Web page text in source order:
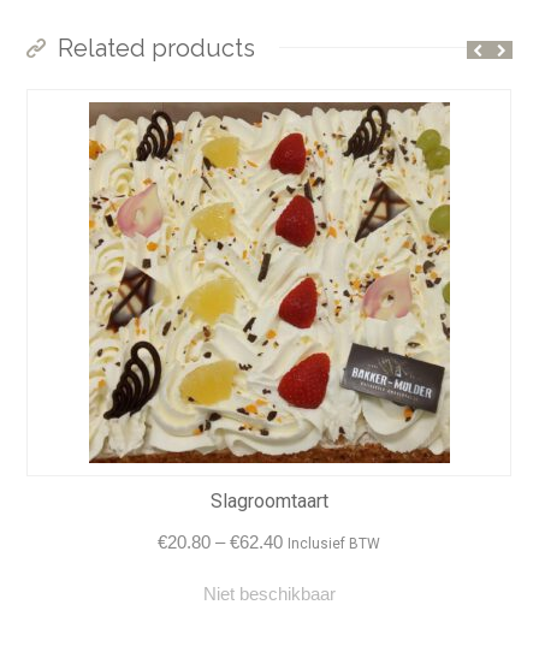
Related products
Slagroomtaart
€20.80 – €62.40Price
€20.80
Inclusief BTW
Niet beschikbaar